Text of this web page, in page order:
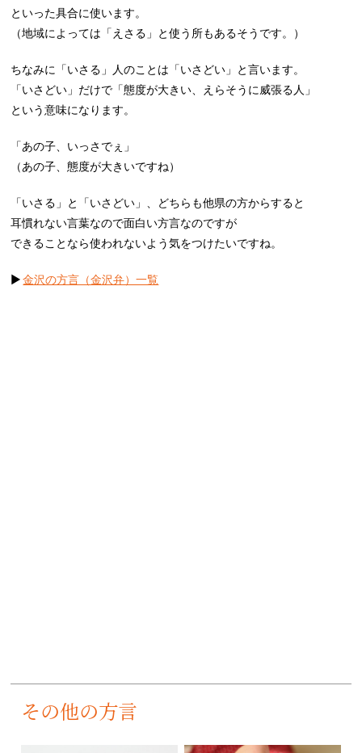
といった具合に使います。
（地域によっては「えさる」と使う所もあるそうです。）
ちなみに「いさる」人のことは「いさどい」と言います。
「いさどい」だけで「態度が大きい、えらそうに威張る人」
という意味になります。
「あの子、いっさでぇ」
（あの子、態度が大きいですね）
「いさる」と「いさどい」、どちらも他県の方からすると
耳慣れない言葉なので面白い方言なのですが
できることなら使われないよう気をつけたいですね。
▶︎ 金沢の方言（金沢弁）一覧
その他の方言